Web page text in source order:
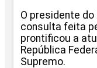
O presidente
consulta feita
prontificou a
República
Supremo.